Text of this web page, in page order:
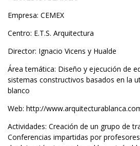
Empresa: CEMEX
Centro: E.T.S. Arquitectura
Director: Ignacio Vicens y Hualde
Área temática: Diseño y ejecución de
sistemas constructivos basados en la
blanco
Web: http://
Actividades: Creación de un grupo de
Conferencias impartidas por